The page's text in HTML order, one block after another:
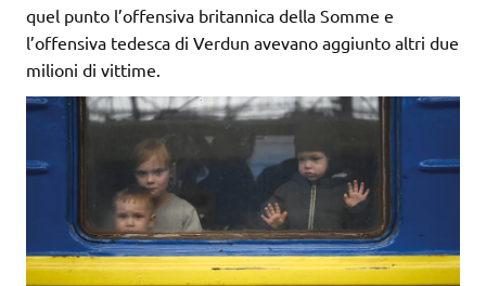
quel punto l’offensiva britannica della Somme e
l’offensiva tedesca di Verdun avevano aggiunto altri due
milioni di vittime.